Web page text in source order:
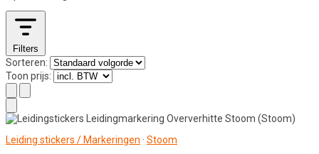
Filters
Sorteren:
Toon prijs:
Leiding stickers / Markeringen · Stoom